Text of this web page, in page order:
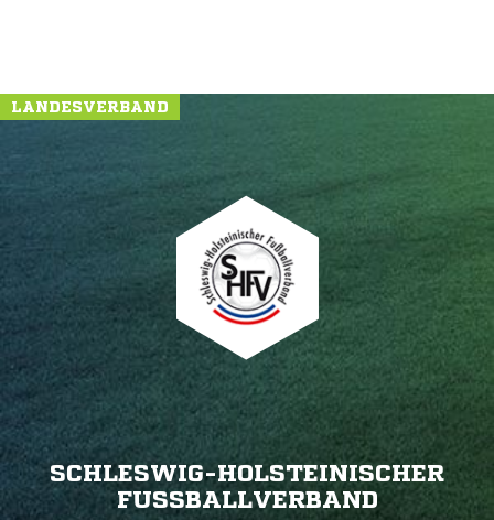
LANDESVERBAND
SCHLESWIG-HOLSTEINISCHER
FUSSBALLVERBAND